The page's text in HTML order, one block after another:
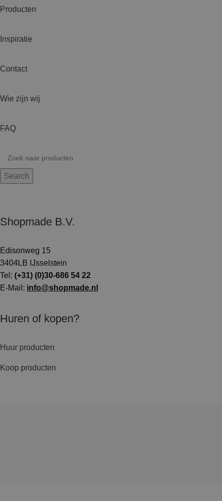
Producten
Inspiratie
Contact
Wie zijn wij
FAQ
Search
Shopmade B.V.
Edisonweg 15
3404LB IJsselstein
Tel: (+31) (0)30-686 54 22
E-Mail: info@shopmade.nl
Huren of kopen?
Huur producten
Koop producten